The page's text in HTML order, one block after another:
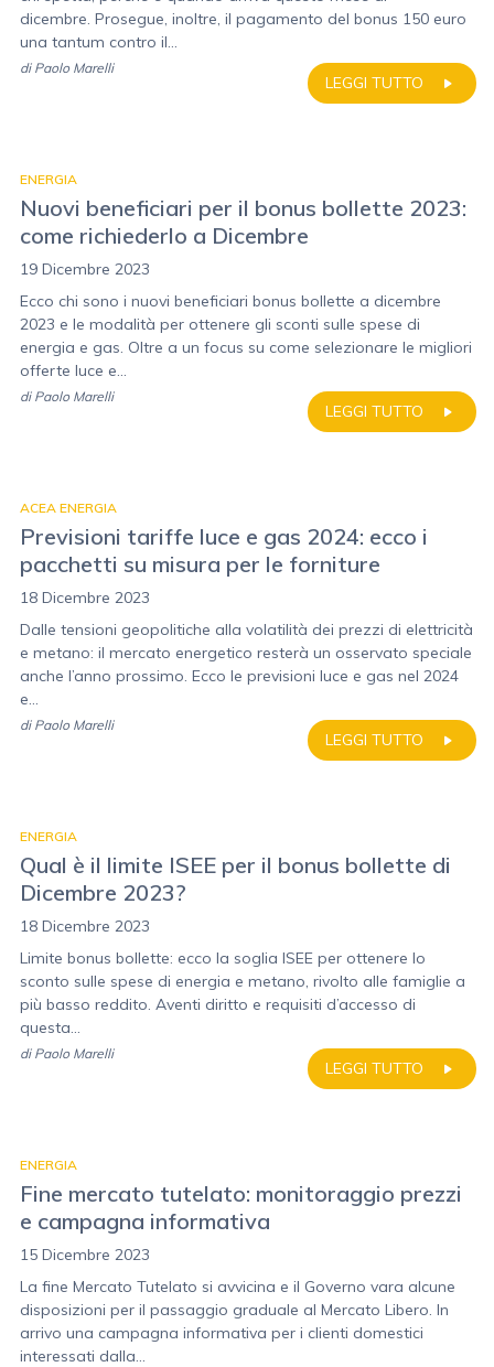
dicembre. Prosegue, inoltre, il pagamento del bonus 150 euro
una tantum contro il...
LEGGI TUTTO
di Paolo Marelli
ENERGIA
Nuovi beneficiari per il bonus bollette 2023:
come richiederlo a Dicembre
19 Dicembre 2023
Ecco chi sono i nuovi beneficiari bonus bollette a dicembre
2023 e le modalità per ottenere gli sconti sulle spese di
energia e gas. Oltre a un focus su come selezionare le migliori
offerte luce e...
LEGGI TUTTO
di Paolo Marelli
ACEA ENERGIA
Previsioni tariffe luce e gas 2024: ecco i
pacchetti su misura per le forniture
18 Dicembre 2023
Dalle tensioni geopolitiche alla volatilità dei prezzi di elettricità
e metano: il mercato energetico resterà un osservato speciale
anche l’anno prossimo. Ecco le previsioni luce e gas nel 2024
e...
LEGGI TUTTO
di Paolo Marelli
ENERGIA
Qual è il limite ISEE per il bonus bollette di
Dicembre 2023?
18 Dicembre 2023
Limite bonus bollette: ecco la soglia ISEE per ottenere lo
sconto sulle spese di energia e metano, rivolto alle famiglie a
più basso reddito. Aventi diritto e requisiti d’accesso di
questa...
LEGGI TUTTO
di Paolo Marelli
ENERGIA
Fine mercato tutelato: monitoraggio prezzi
e campagna informativa
15 Dicembre 2023
La fine Mercato Tutelato si avvicina e il Governo vara alcune
disposizioni per il passaggio graduale al Mercato Libero. In
arrivo una campagna informativa per i clienti domestici
interessati dalla...